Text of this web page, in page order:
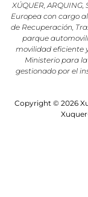
XÚQUER,
Europea con cargo
de Recuperación,
parque
movilidad eficiente
Ministerio para
gestionado por el
Copyright © 2026